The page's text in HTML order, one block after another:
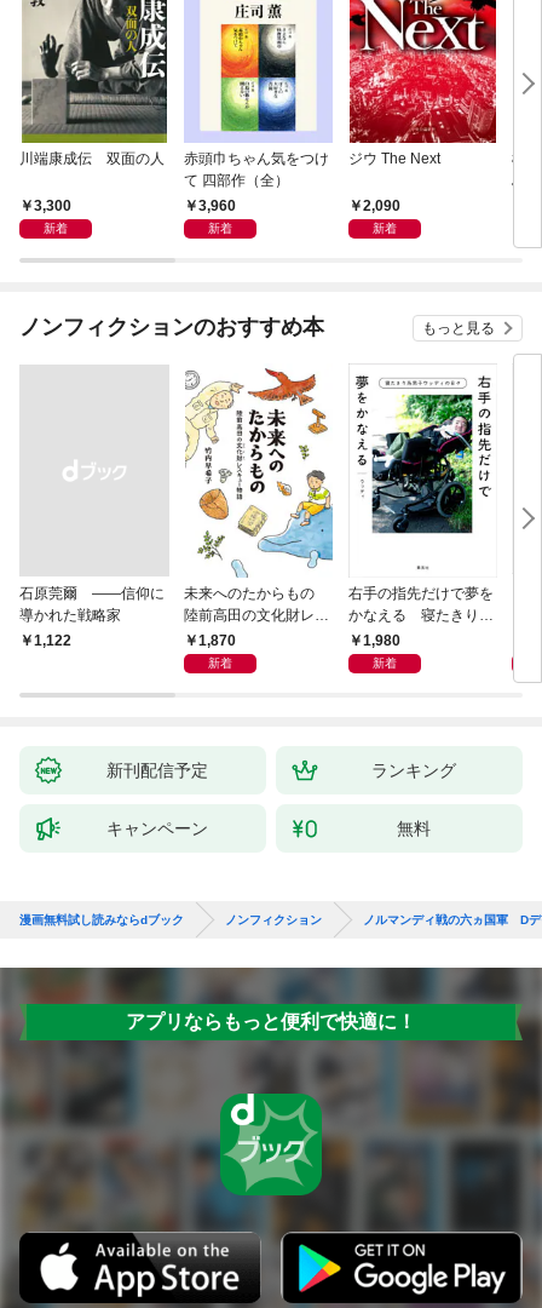
川端康成伝 双面の人
3,300
新着
赤頭巾ちゃん気をつけ
て 四部作（全）
3,960
新着
ジウ The Next
2,090
新着
極
島
ノンフィクションのおすすめ本 もっと見る
石原莞爾 ――信仰に
導かれた戦略家
￥1,122
未来へのたからもの
陸前高田の文化財レス
キュー物語
1,870
新着
右手の指先だけで夢を
かなえる 寝たきり系
男子ウッディの日々
1,980
新着
新刊配信予定 ランキング
キャンペーン 無料
漫画無料試し読みならdブック ノンフィクション ノルマンディ戦の六ヵ国軍 D
アプリならもっと便利で快適に！